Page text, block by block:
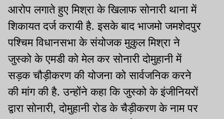
आरोप लगाते हुए मिश्रा के खिलाफ सोनारी थाना में
शिकायत दर्ज करायी है. इसके बाद भाजमो जमशेदपुर
पश्चिम विधानसभा के संयोजक मुकुल मिश्रा ने
जुस्को के एमडी को मेल कर सोनारी दोमुहानी में
सड़क चौड़ीकरण की योजना को सार्वजनिक करने
की मांग की है. उन्होंने कहा कि जुस्को के इंजीनियरों
द्वारा सोनारी, दोमुहानी रोड के चैड़ीकरण के नाम पर